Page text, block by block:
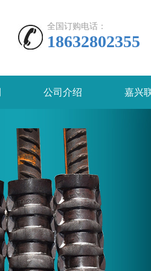
全国订购电话：
18632802355
公司介绍 嘉兴